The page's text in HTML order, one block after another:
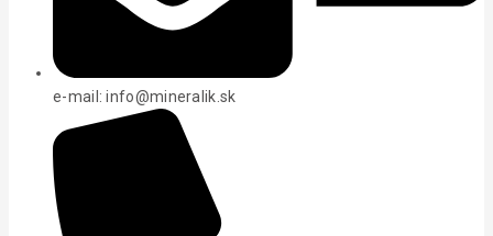
e-mail: info@mineralik.sk